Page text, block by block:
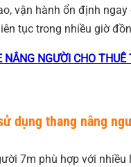
vận hành ổn định ngay
tục trong nhiều giờ
NÂNG NGƯỜI CHO THUÊ
dụng thang nâng
7m phù hợp với nhiều